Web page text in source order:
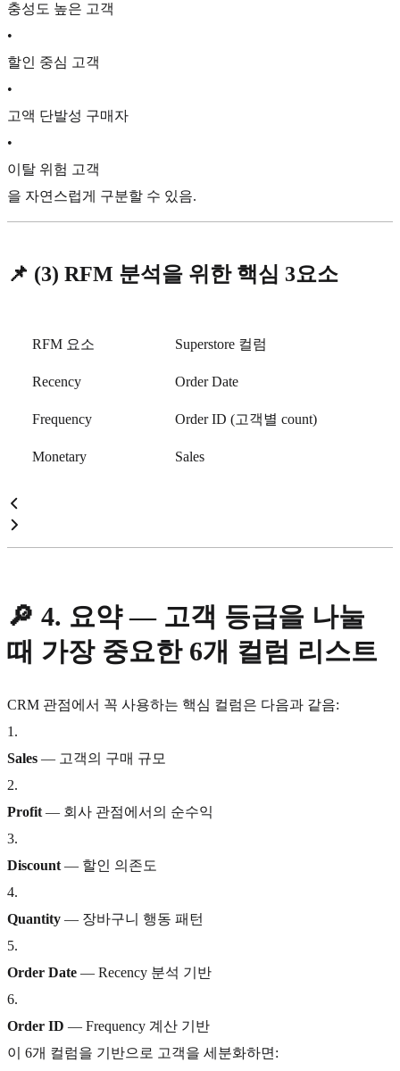
충성도 높은 고객
•
할인 중심 고객
•
고액 단발성 구매자
•
이탈 위험 고객
을 자연스럽게 구분할 수 있음.
📌 (3) RFM 분석을 위한 핵심 3요소
RFM 요소 Superstore 컬럼
Recency Order Date
Frequency Order ID (고객별 count)
Monetary Sales
🔎 4. 요약 — 고객 등급을 나눌
때 가장 중요한 6개 컬럼 리스트
CRM 관점에서 꼭 사용하는 핵심 컬럼은 다음과 같음:
1 .
Sales — 고객의 구매 규모
2.
Profit — 회사 관점에서의 순수익
3.
Discount — 할인 의존도
4.
Quantity — 장바구니 행동 패턴
5.
Order Date — Recency 분석 기반
6.
Order ID — Frequency 계산 기반
이 6개 컬럼을 기반으로 고객을 세분화하면: